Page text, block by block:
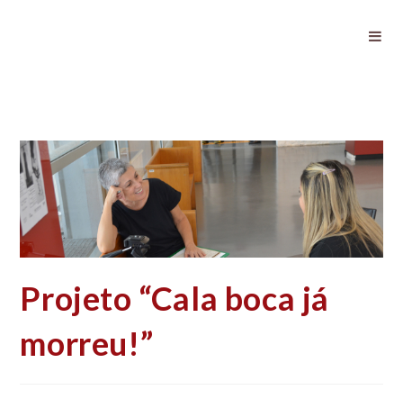
Projeto “Cala boca já
morreu!”